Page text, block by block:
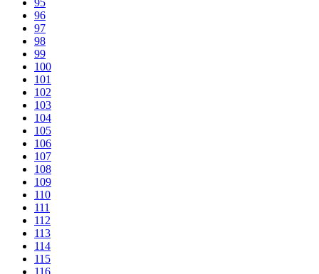
95
96
97
98
99
100
101
102
103
104
105
106
107
108
109
110
111
112
113
114
115